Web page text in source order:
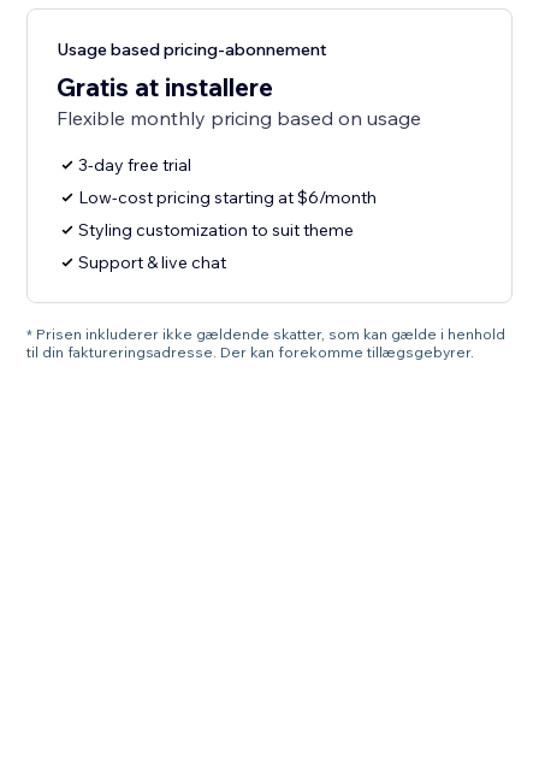
Usage based pricing-abonnement
Gratis at installere
Flexible monthly pricing based on usage
3-day free trial
Low-cost pricing starting at $6/month
Styling customization to suit theme
Support & live chat
* Prisen inkluderer ikke gældende skatter, som kan gælde i henhold
til din faktureringsadresse. Der kan forekomme tillægsgebyrer.